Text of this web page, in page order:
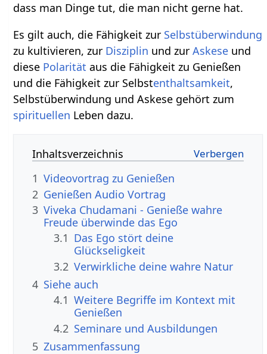
dass man Dinge tut, die man nicht gerne hat.
Es gilt auch, die Fähigkeit zur Selbstüberwindung
zu kultivieren, zur Disziplin und zurAskese und
diese Polarität aus die Fähigkeit zu Genießen
und die Fähigkeit zur Selbstenthaltsamkeit,
Selbstüberwindung und Askese gehört zum
spirituellen Leben dazu.
Inhaltsverzeichnis
1
2
Genießen‏‎ Audio Vortrag
3 Viveka Chudamani - Genieße wahre
Freude überwinde das Ego
3.1 Das Ego stört deine
Glückseligkeit
3.2 Verwirkliche deine wahre Natur
4 Siehe auch
4.1 Weitere Begriffe im Kontext mit
4.2 Seminare und Ausbildungen
5 Zusammenfassung